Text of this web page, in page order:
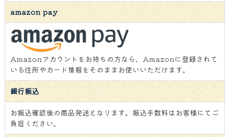
amazon pay
Amazonアカウントをお持ちの方なら、Amazonに登録されて
いる住所やカード情報をそのままお使いいただけます。
銀行振込
お振込確認後の商品発送となります。振込手数料はお客様にてご
負担ください。